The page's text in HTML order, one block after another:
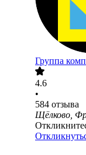
Группа
4.6
•
584 отзыва
Щёлково,